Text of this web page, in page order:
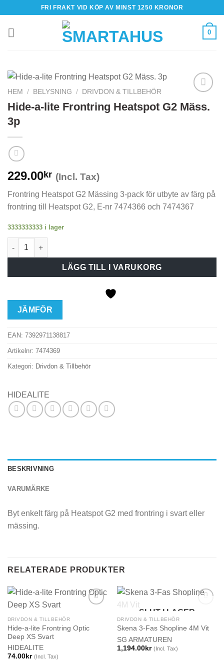
content
FRI FRAKT VID KÖP AV MINST 1250 KRONOR
0
HEM / BELYSNING / DRIVDON & TILLBEHÖR
Hide-a-lite Frontring Heatspot G2 Mäss.
3p
229.00kr (Incl. Tax)
Frontring Heatspot G2 Mässing 3-pack för utbyte av färg på
frontring till Heatspot G2, E-nr 7474366 och 7474367
3333333333 i lager
Hide-a-lite Frontring Heatspot G2 Mäss. 3p mängd
LÄGG TILL I VARUKORG
JÄMFÖR
EAN: 7392971138817
Artikelnr: 7474369
Kategori: Drivdon & Tillbehör
HIDEALITE
BESKRIVNING
VARUMÄRKE
Byt enkelt färg på Heatspot G2 med frontring i svart eller
mässing.
RELATERADE PRODUKTER
DRIVDON & TILLBEHÖR
Hide-a-lite Frontring Optic
Deep XS Svart
HIDEALITE
74.00kr (Incl. Tax)
SLUT I LAGER
DRIVDON & TILLBEHÖR
Skena 3-Fas Shopline 4M Vit
SG ARMATUREN
1,194.00kr (Incl. Tax)